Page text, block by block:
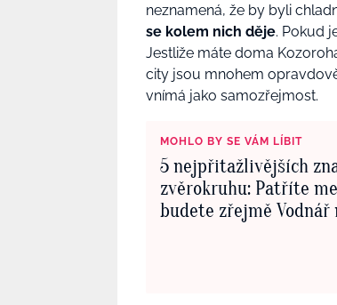
neznamená, že by byli
se kolem nich děje. Pokud
Jestliže máte doma
city jsou mnohem
vnímá jako samozřejmost.
MOHLO BY SE VÁM LÍBIT
5 nejpřitažlivějších
zvěrokruhu: Patříte
budete zřejmě Vodnář